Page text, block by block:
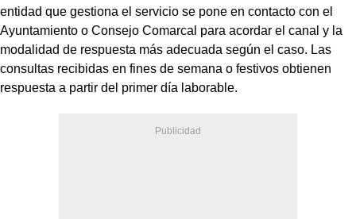
entidad que gestiona el servicio se pone en contacto con el
Ayuntamiento o Consejo Comarcal para acordar el canal y la
modalidad de respuesta más adecuada según el caso. Las
consultas recibidas en fines de semana o festivos obtienen
respuesta a partir del primer día laborable.